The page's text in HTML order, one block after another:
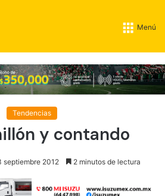
Menú
Tendencias
y contando
septiembre 2012 2 minutos de lectura